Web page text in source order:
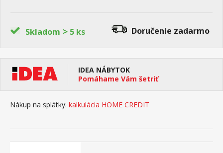
Skladom > 5 ks Doručenie zadarmo
IDEA NÁBYTOK
Pomáhame Vám šetriť
Nákup na splátky: kalkulácia HOME CREDIT